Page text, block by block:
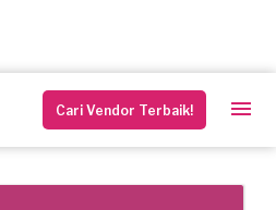
Cari Vendor Terbaik!